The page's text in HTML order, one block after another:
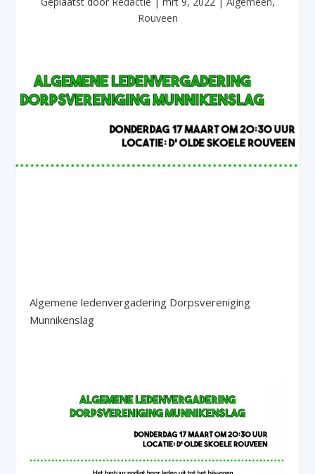
Rouveen
Algemene ledenvergadering Dorpsvereniging
Munnikenslag